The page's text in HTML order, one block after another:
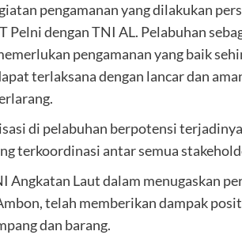
pengamanan yang dilakukan
Pelni dengan TNI AL. Pelabuhan
pengamanan yang baik
terlaksana dengan lancar dan
di pelabuhan berpotensi terjadinya
terkoordinasi antar semua
Angkatan Laut dalam menugaskan
telah memberikan dampak
dan barang.